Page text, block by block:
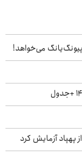
پیونگ‌یانگ می‌خواهد!
پهپاد آزمایش کرد